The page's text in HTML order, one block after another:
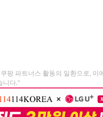
팡 파트너스 활동의 일환으로, 이
니다."